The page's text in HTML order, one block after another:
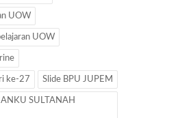
UOW
UOW
ke-27 Slide BPU JUPEM
SULTANAH